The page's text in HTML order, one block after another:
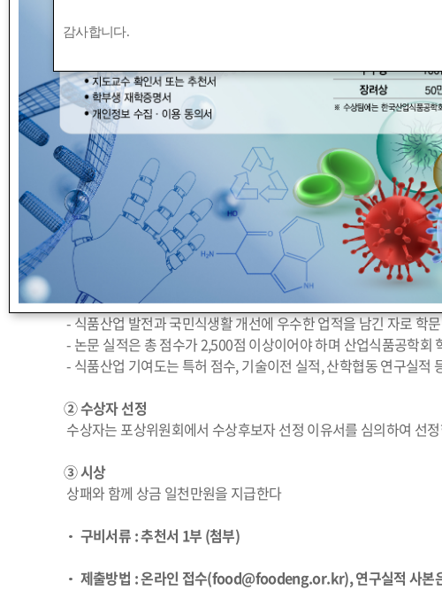
안녕하세요
본 학회에서는 정관 제4조 4항 및 포상위원회 규정에 따라 2025년
아래 사항에 의거하여 적합한 후보자를 추천하여 주시기 바랍니다.
- 아 래 -
• 수상부분 :신송 식품과학상
•
추천기준 및 평가방법
① 추천 기준
- 식품산업 발전과 국민식생활 개선에 우수한 업적을 남긴 자로 학
- 논문 실적은 총 점수가 2,500점 이상이어야 하며 산업식품공학회
- 식품산업 기여도는 특허 점수, 기술이전 실적, 산학협동 연구실
② 수상자 선정
수상자는 포상위원회에서 수상후보자 선정 이유서를 심의하여 선
③ 시상
상패와 함께 상금 일천만원을 지급한다
• 구비서류 : 추천서 1부 (첨부)
• 제출방법 : 온라인 접수(food@foodeng.or.kr), 연구실적 사본
감사합니다.